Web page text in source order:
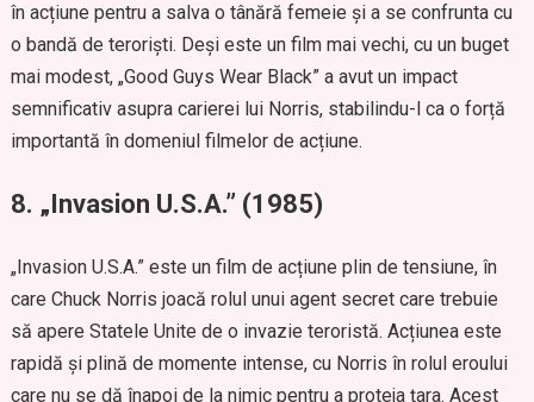
în acțiune pentru a salva o tânără femeie și a se confrunta cu
o bandă de teroriști. Deși este un film mai vechi, cu un buget
mai modest, „Good Guys Wear Black” a avut un impact
semnificativ asupra carierei lui Norris, stabilindu-l ca o forță
importantă în domeniul filmelor de acțiune.
8. „Invasion U.S.A.” (1985)
„Invasion U.S.A.” este un film de acțiune plin de tensiune, în
care Chuck Norris joacă rolul unui agent secret care trebuie
să apere Statele Unite de o invazie teroristă. Acțiunea este
rapidă și plină de momente intense, cu Norris în rolul eroului
care nu se dă înapoi de la nimic pentru a proteja țara. Acest